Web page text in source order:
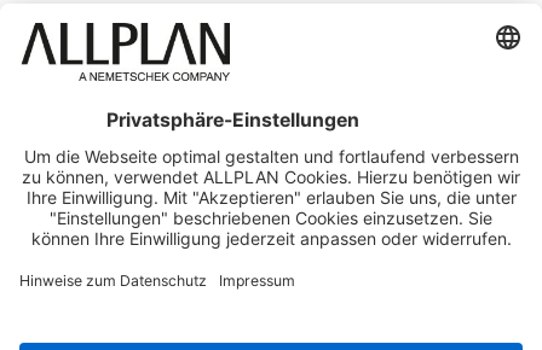
ALLPLAN auf LinkedIn
ALLPLAN auf Facebook
ALLPLAN auf YouTube
ALLPLAN auf Twitter
ALLPLAN auf
© ALLPLAN Schweiz AG
ALLPLAN ist Teil der Nemetschek Group